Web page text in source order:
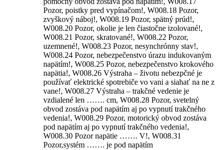
Pozor, poistky pred vypínačom!, W008.18 Pozor,
zvyškový náboj!, W008.19 Pozor, spätný prúd!,
W008.20 Pozor, okolie je len čiastočne izolované!,
W008.21 Pozor, skratované!, W008.22 Pozor,
uzemnené!, W008.23 Pozor, nesynchrónny stav!,
W008.24 Pozor, nebezpečenstvo úrazu indukovaným
napätím!, W008.25 Pozor, nebezpečenstvo krokového
napätia!, W008.26 Výstraha – životu nebezpčné je
používať elektrické spotrebiče vo vani a siahať na ne z
vane!, W008.27 Výstraha – trakčné vedenie je
vzdialené len ……. cm, W008.28 Pozor, svetelný
obvod zostáva pod napätím aj po vypnutí trakčného
vedenia!, W008.29 Pozor, motorický obvod zostáva
pod napätím aj po vypnutí trakčného vedenia!,
W008.30 Pozor napätie ……. V!, W008.31
Pozor,systém ……. je pod napätím